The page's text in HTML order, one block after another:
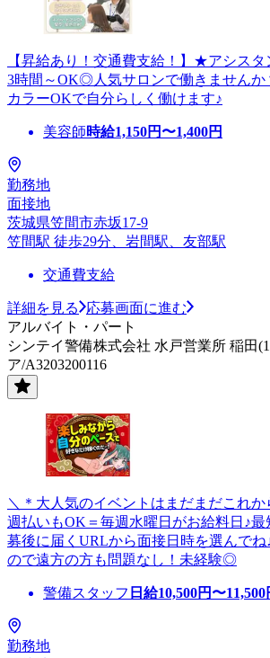
【昇給あり！交通費支給！】★アシス
3時間～OK◎人気サロンで働きませんか
カラーOKで自分らしく働けます♪
美容師時給1,150円〜1,400円
勤務地
面接地
茨城県笠間市赤坂17-9
笠間駅 徒歩29分、岩間駅、友部駅
交通費支給
詳細を見る
応募画面に進む
アルバイト・パート
シンテイ警備株式会社 水戸営業所 稲田
ア/A3203200116
＼＊大人気のイベントはまだまだこれか
週払いもOK＝毎週水曜日がお給料日♪
募後に届くURLから面接日時を選んで
ので遠方の方も問題なし！未経験◎
警備スタッフ 日給10,500円〜11,500
勤務地